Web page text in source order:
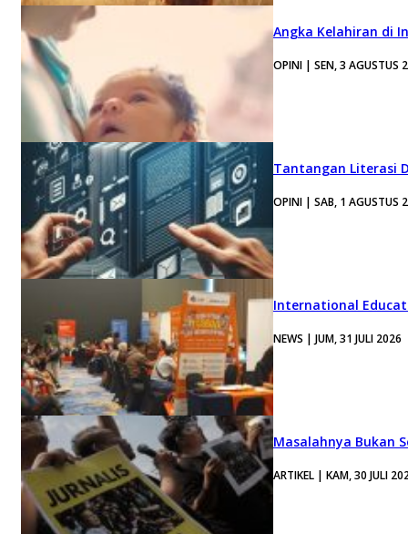
Angka Kelahiran di
OPINI | SEN, 3 AGUSTUS
Tantangan Literasi
OPINI | SAB, 1 AGUSTUS
International
NEWS | JUM, 31 JULI 2026
Masalahnya Bukan
ARTIKEL | KAM, 30 JULI